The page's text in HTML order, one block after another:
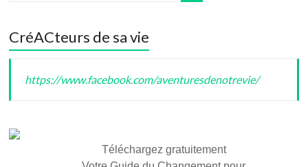
CréACteurs de sa vie
https://www.facebook.com/aventuresdenotrevie/
Téléchargez gratuitement